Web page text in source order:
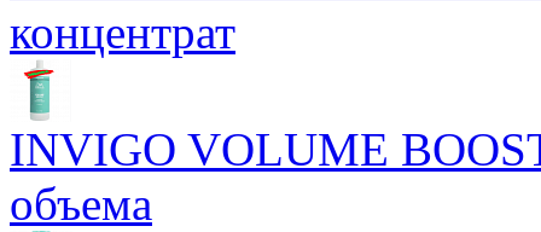
концентрат
INVIGO VOLUME
объема